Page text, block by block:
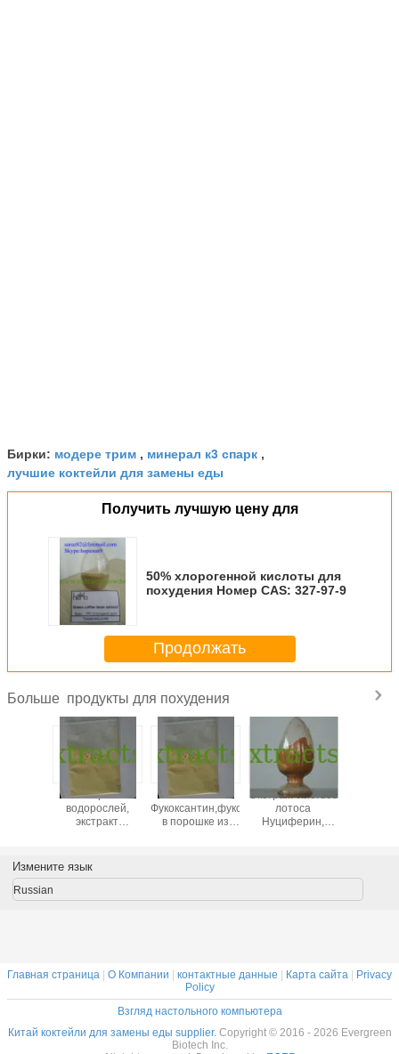
Бирки: модере трим , минерал к3 спарк ,
лучшие коктейли для замены еды
Получить лучшую цену для
50% хлорогенной кислоты для
похудения Номер CAS: 327-97-9
Продолжать
Больше продукты для похудения
Экстракт
водорослей,
экстракт
фукоксантин в
порошке CAS:
5%10%50%
Фукоксантин,фукоксантин
в порошке из
Экстракт листьев
лотоса
Нуциферин,
Измените язык
Russian
Главная страница | О Компании | контактные данные | Карта сайта | Privacy
Policy
Взгляд настольного компьютера
Китай коктейли для замены еды supplier. Copyright © 2016 - 2026 Evergreen
Biotech Inc.